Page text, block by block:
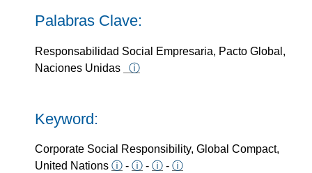
Palabras Clave:
Responsabilidad Social Empresaria, Pacto Global,
Naciones Unidas
ⓘ
Keyword:
Corporate Social Responsibility, Global Compact,
United Nations ⓘ - ⓘ - ⓘ - ⓘ